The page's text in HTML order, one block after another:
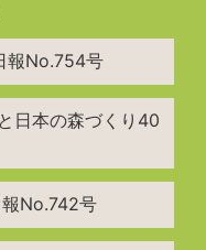
報No.754号
日本の森づくり40
報No.742号